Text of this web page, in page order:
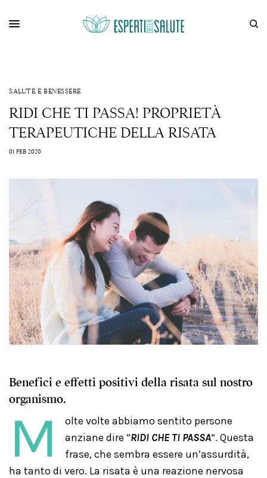
SALUTE E BENESSERE
RIDI CHE TI PASSA! PROPRIETÀ
TERAPEUTICHE DELLA RISATA
01 FEB 2020
Benefici e effetti positivi della risata sul nostro
organismo.
M
olte volte abbiamo sentito persone
anziane dire “RIDI CHE TI PASSA“. Questa
frase, che sembra essere un’assurdità,
ha tanto di vero. La risata è una reazione nervosa